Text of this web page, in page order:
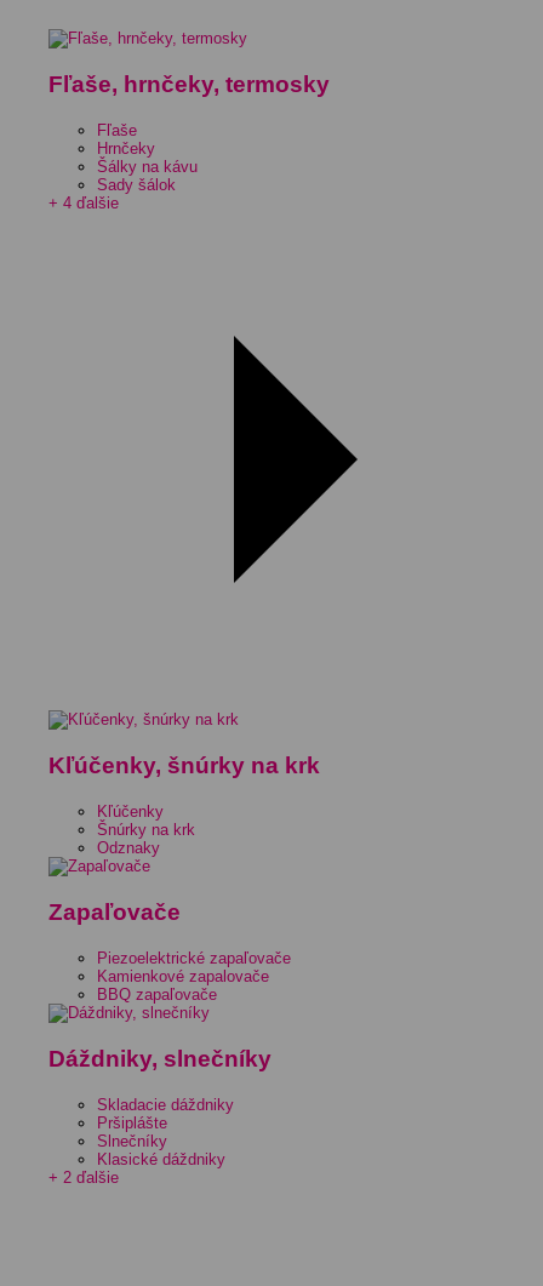
Fľaše, hrnčeky, termosky
Fľaše
Hrnčeky
Šálky na kávu
Sady šálok
+ 4 ďalšie
Kľúčenky, šnúrky na krk
Kľúčenky
Šnúrky na krk
Odznaky
Zapaľovače
Piezoelektrické zapaľovače
Kamienkové zapalovače
BBQ zapaľovače
Dáždniky, slnečníky
Skladacie dáždniky
Pršiplášte
Slnečníky
Klasické dáždniky
+ 2 ďalšie